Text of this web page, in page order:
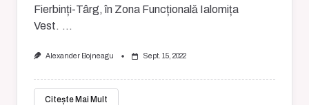
Fierbinți-Târg, în Zona Funcțională Ialomița
Vest. ...
Alexander Bojneagu Sept. 15, 2022
Citește Mai Mult